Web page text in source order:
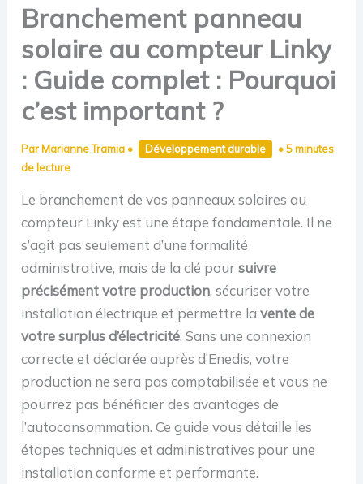
Branchement panneau
solaire au compteur Linky
: Guide complet : Pourquoi
c’est important ?
Par Marianne Tramia • Développement durable •5 minutes
de lecture
Le branchement de vos panneaux solaires au
compteur Linky est une étape fondamentale. Il ne
s’agit pas seulement d’une formalité
administrative, mais de la clé poursuivre
précisément votre production, sécuriser votre
installation électrique et permettre lavente de
votre surplus d’électricité. Sans une connexion
correcte et déclarée auprès d’Enedis, votre
production ne sera pas comptabilisée et vous ne
pourrez pas bénéficier des avantages de
l’autoconsommation. Ce guide vous détaille les
étapes techniques et administratives pour une
installation conforme et performante.